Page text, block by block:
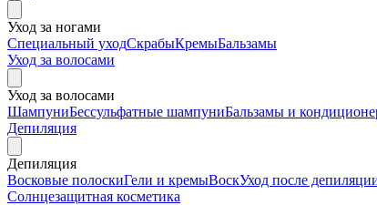
Уход за ногами
Специальный уходСкрабыКремыБальзамы
Уход за волосами
Уход за волосами
ШампуниБессульфатные шампуниБальзамы и
Депиляция
Депиляция
Восковые полоскиГели и кремыВоскУход после
Солнцезащитная косметика